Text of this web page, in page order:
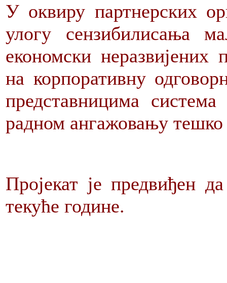
У оквиру партнерских
улогу сензибилисања
економски неразвијених
на корпоративну
представницима
радном ангажовању
Пројекат је предвиђен
текуће године.